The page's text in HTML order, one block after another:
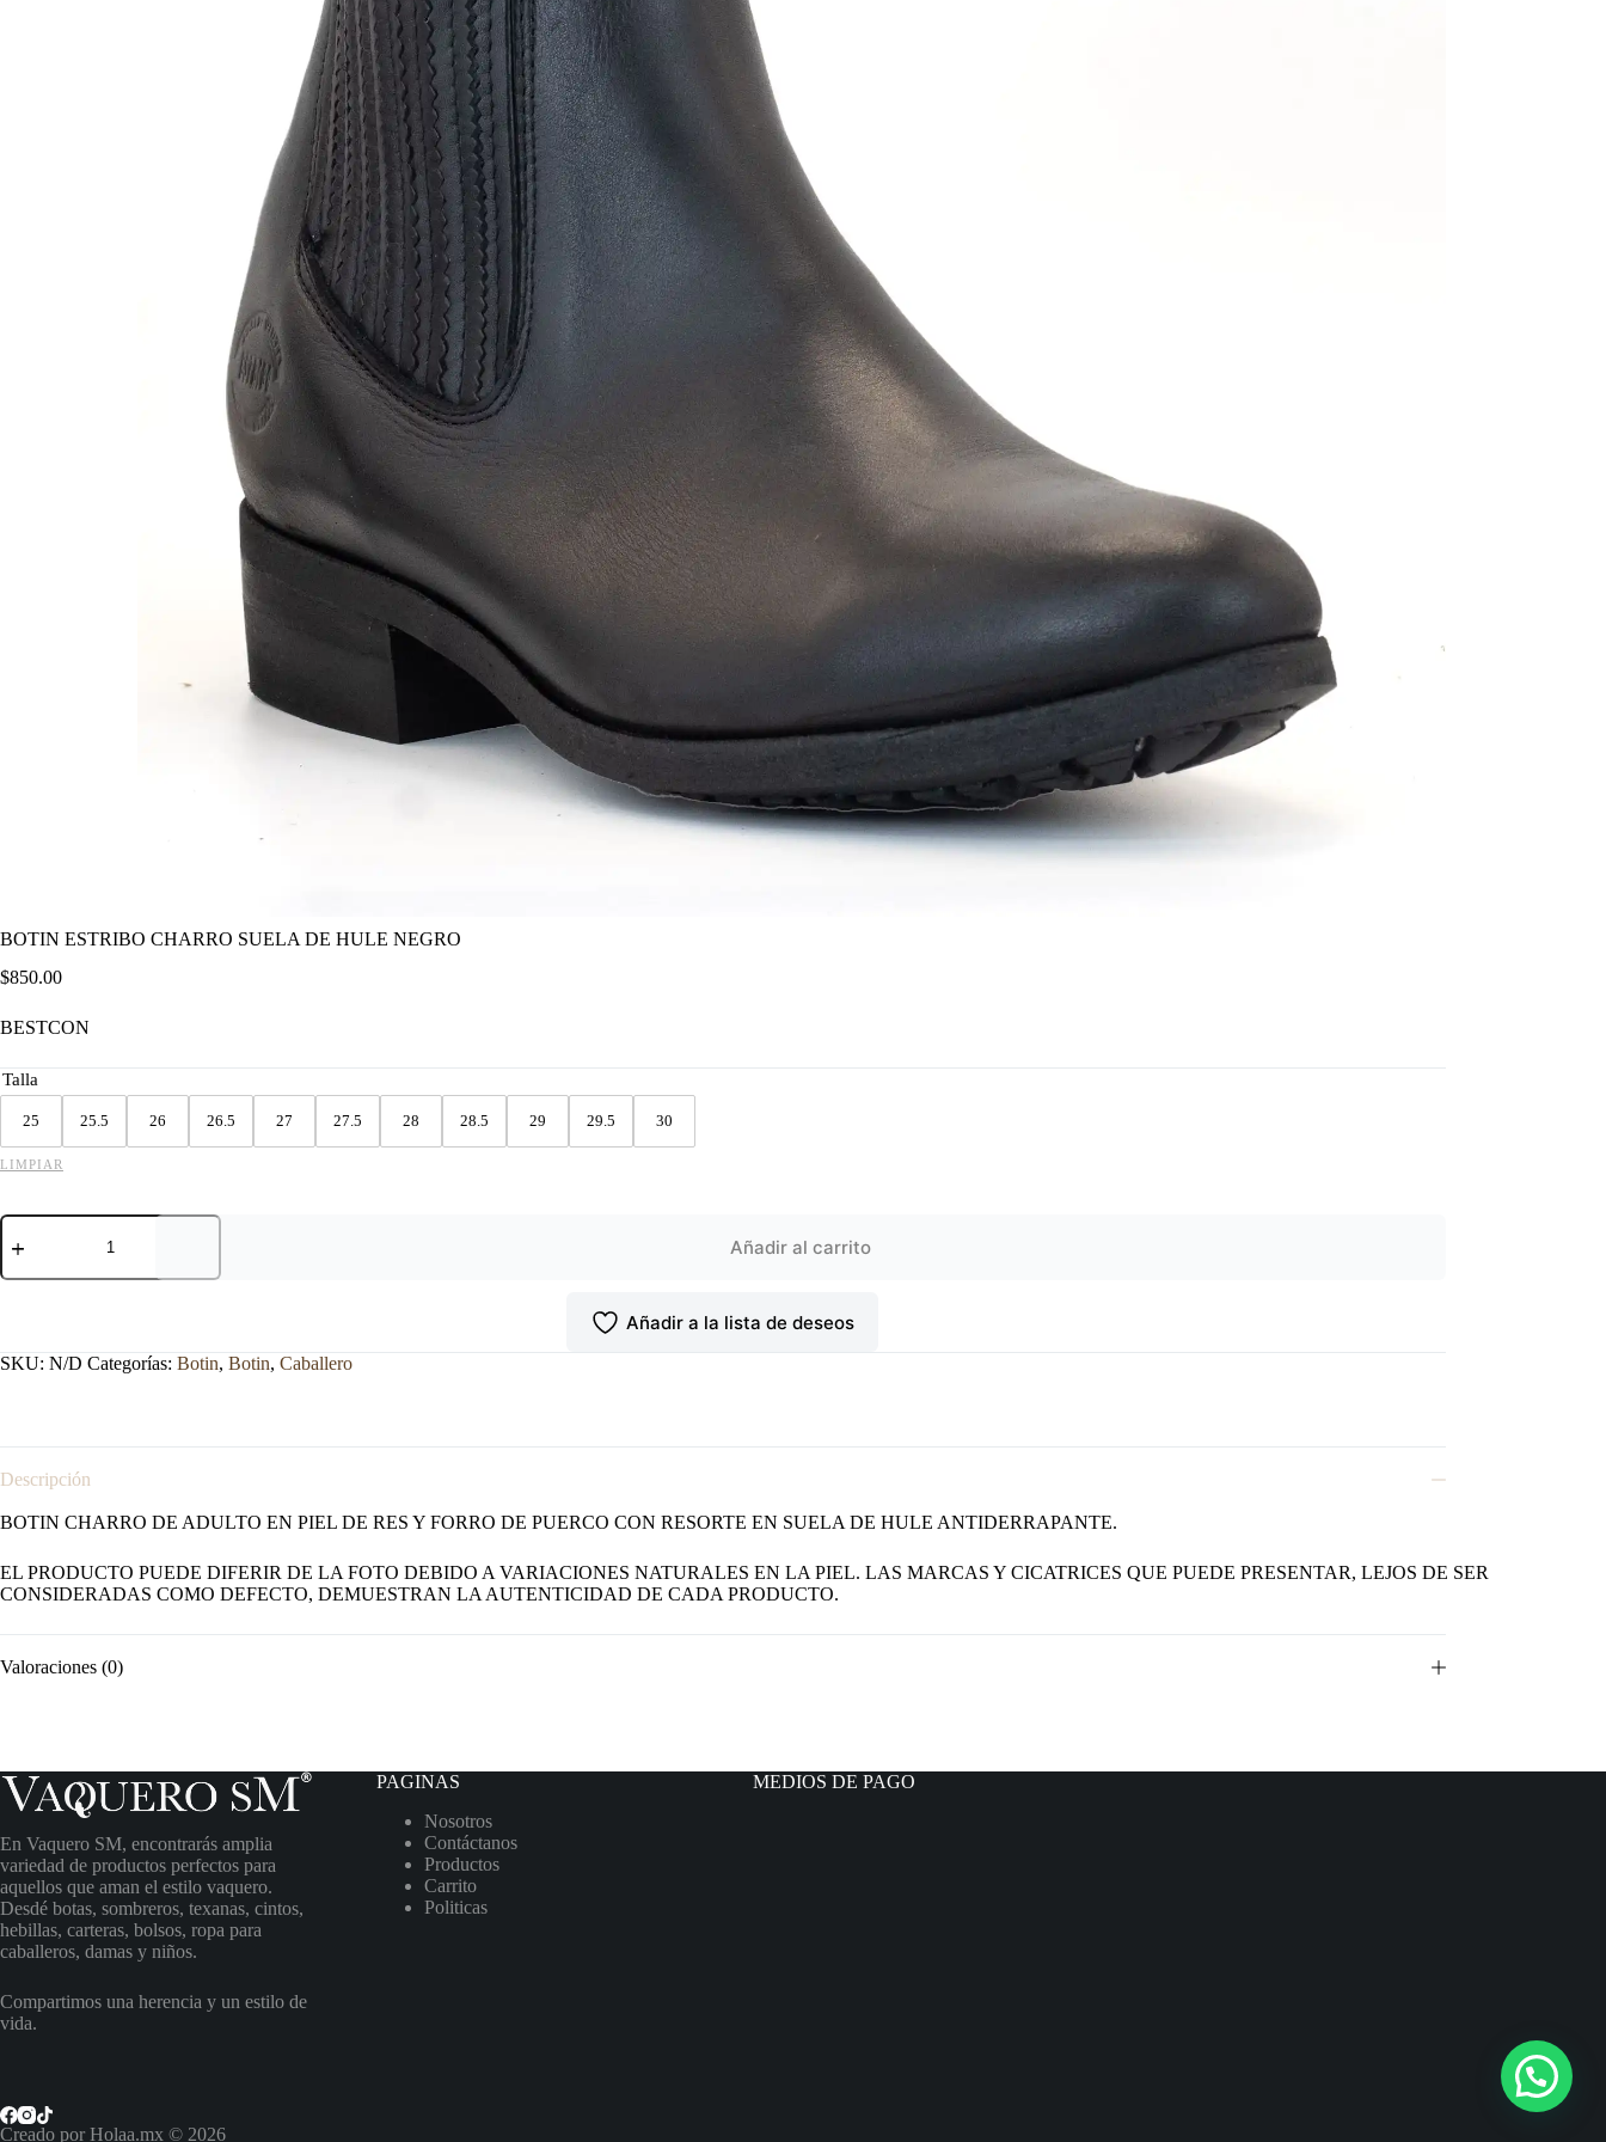
BOTIN ESTRIBO CHARRO SUELA DE HULE NEGRO
$850.00
BESTCON
Talla
25 25.5 26 26.5 27 27.5 28 28.5 29 29.5 30
LIMPIAR
BOTIN
ESTRIBO
SUELA
cantidad
Añadir al carrito
Añadir a la lista de deseos
SKU: N/D Categorías: Botin, Botin, Caballero
Descripción
BOTIN CHARRO DE ADULTO EN PIEL DE RES Y FORRO DE PUERCO CON RESORTE EN SUELA DE HULE ANTIDERRAPANTE.
EL PRODUCTO PUEDE DIFERIR DE LA FOTO DEBIDO A VARIACIONES NATURALES EN LA PIEL. LAS MARCAS Y CICATRICES QUE PUEDE PRESENTAR, LEJOS DE SER
CONSIDERADAS COMO DEFECTO, DEMUESTRAN LA AUTENTICIDAD DE CADA PRODUCTO.
Valoraciones (0)
En Vaquero SM, encontrarás amplia
variedad de productos perfectos para
aquellos que aman el estilo vaquero.
Desdé botas, sombreros, texanas, cintos,
hebillas, carteras, bolsos, ropa para
caballeros, damas y niños.
Compartimos una herencia y un estilo de
vida.
PAGINAS
Nosotros
Contáctanos
Productos
Carrito
Politicas
MEDIOS DE PAGO
Creado por Holaa.mx © 2026